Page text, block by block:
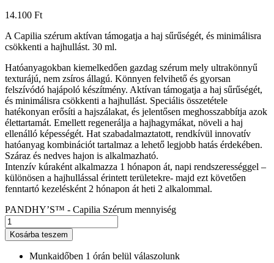
14.100 Ft
A Capilia szérum aktívan támogatja a haj sűrűségét, és minimálisra
csökkenti a hajhullást. 30 ml.
Hatóanyagokban kiemelkedően gazdag szérum mely ultrakönnyű
texturájú, nem zsíros állagú. Könnyen felvihető és gyorsan
felszívódó hajápoló készítmény. Aktívan támogatja a haj sűrűségét,
és minimálisra csökkenti a hajhullást. Speciális összetétele
hatékonyan erősíti a hajszálakat, és jelentősen meghosszabbítja azok
élettartamát. Emellett regenerálja a hajhagymákat, növeli a haj
ellenálló képességét. Hat szabadalmaztatott, rendkívül innovatív
hatóanyag kombinációt tartalmaz a lehető legjobb hatás érdekében.
Száraz és nedves hajon is alkalmazható.
Intenzív kúraként alkalmazza 1 hónapon át, napi rendszerességgel –
különösen a hajhullással érintett területekre- majd ezt követően
fenntartó kezelésként 2 hónapon át heti 2 alkalommal.
PANDHY’S™ - Capilia Szérum mennyiség
Kosárba teszem
Munkaidőben 1 órán belül válaszolunk